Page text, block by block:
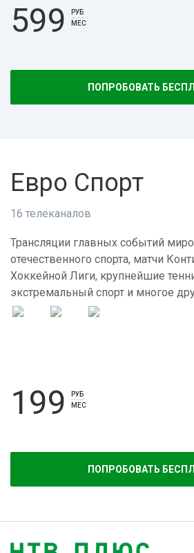
599
РУБ
МЕС
ПОПРОБОВАТЬ
Евро Спорт
16 телеканалов
Трансляции главных событий
отечественного спорта, матчи
Хоккейной Лиги, крупнейшие
экстремальный спорт и многое
199
РУБ
МЕС
ПОПРОБОВАТЬ